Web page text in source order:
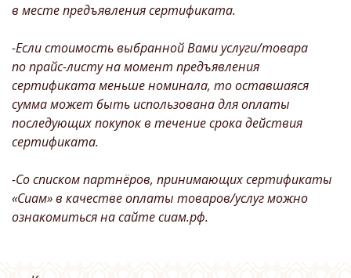
в месте предъявления сертификата.
-Если стоимость выбранной Вами услуги/товара
по прайс-листу на момент предъявления
сертификата меньше номинала, то оставшаяся
сумма может быть использована для оплаты
последующих покупок в течение срока действия
сертификата.
-Со списком партнёров, принимающих сертификаты
«Сиам» в качестве оплаты товаров/услуг можно
ознакомиться на сайте сиам.рф.